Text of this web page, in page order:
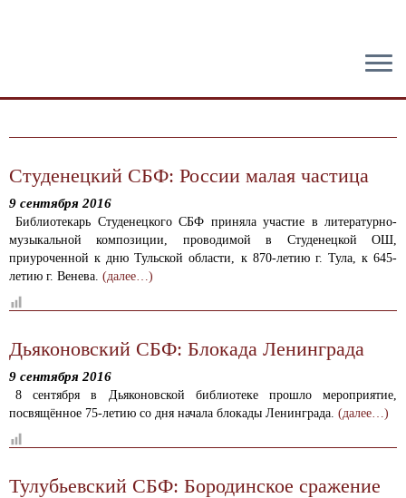
Студенецкий СБФ: России малая частица
9 сентября 2016
Библиотекарь Студенецкого СБФ приняла участие в литературно-
музыкальной композиции, проводимой в Студенецкой ОШ,
приуроченной к дню Тульской области, к 870-летию г. Тула, к 645-
летию г. Венева. (далее…)
Дьяконовский СБФ: Блокада Ленинграда
9 сентября 2016
8 сентября в Дьяконовской библиотеке прошло мероприятие,
посвящённое 75-летию со дня начала блокады Ленинграда. (далее…)
Тулубьевский СБФ: Бородинское сражение